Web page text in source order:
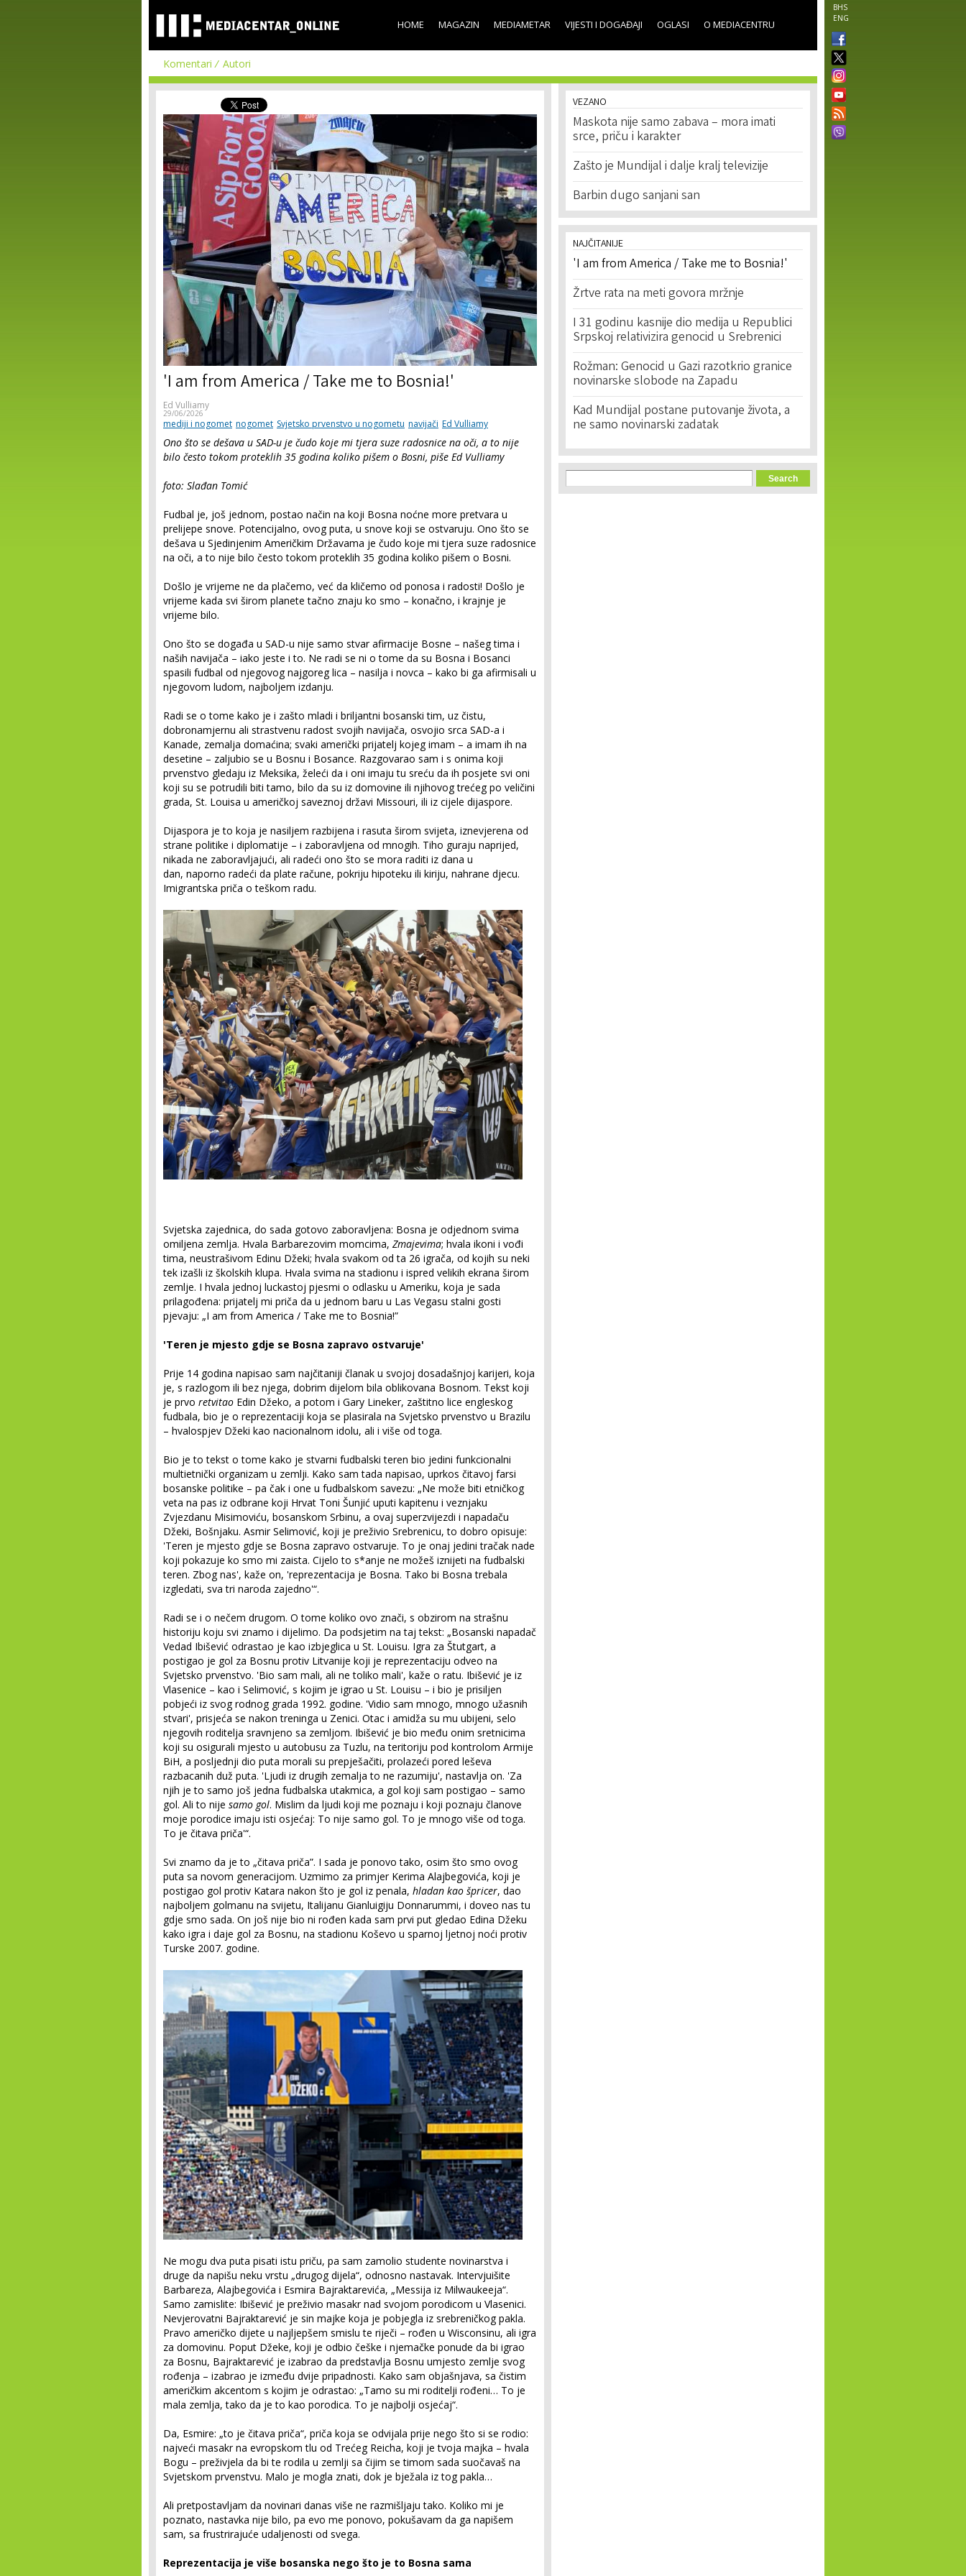
main
content
BHS
ENG
HOME MAGAZIN MEDIAMETAR VIJESTI I DOGAĐAJI OGLASI O MEDIACENTRU
Komentari Autori
'I am from America / Take me to Bosnia!'
Ed Vulliamy
29/06/2026
mediji i nogomet nogomet Svjetsko prvenstvo u nogometu navijači Ed Vulliamy
Ono što se dešava u SAD-u je čudo koje mi tjera suze radosnice na oči, a to nije
bilo često tokom proteklih 35 godina koliko pišem o Bosni, piše Ed Vulliamy
foto: Slađan Tomić
Fudbal je, još jednom, postao način na koji Bosna noćne more pretvara u
prelijepe snove. Potencijalno, ovog puta, u snove koji se ostvaruju. Ono što se
dešava u Sjedinjenim Američkim Državama je čudo koje mi tjera suze radosnice
na oči, a to nije bilo često tokom proteklih 35 godina koliko pišem o Bosni.
Došlo je vrijeme ne da plačemo, već da kličemo od ponosa i radosti! Došlo je
vrijeme kada svi širom planete tačno znaju ko smo – konačno, i krajnje je
vrijeme bilo.
Ono što se događa u SAD-u nije samo stvar afirmacije Bosne – našeg tima i
naših navijača – iako jeste i to. Ne radi se ni o tome da su Bosna i Bosanci
spasili fudbal od njegovog najgoreg lica – nasilja i novca – kako bi ga afirmisali u
njegovom ludom, najboljem izdanju.
Radi se o tome kako je i zašto mladi i briljantni bosanski tim, uz čistu,
dobronamjernu ali strastvenu radost svojih navijača, osvojio srca SAD-a i
Kanade, zemalja domaćina; svaki američki prijatelj kojeg imam – a imam ih na
desetine – zaljubio se u Bosnu i Bosance. Razgovarao sam i s onima koji
prvenstvo gledaju iz Meksika, želeći da i oni imaju tu sreću da ih posjete svi oni
koji su se potrudili biti tamo, bilo da su iz domovine ili njihovog trećeg po veličini
grada, St. Louisa u američkoj saveznoj državi Missouri, ili iz cijele dijaspore.
Dijaspora je to koja je nasiljem razbijena i rasuta širom svijeta, iznevjerena od
strane politike i diplomatije – i zaboravljena od mnogih. Tiho guraju naprijed,
nikada ne zaboravljajući, ali radeći ono što se mora raditi iz dana u
dan, naporno radeći da plate račune, pokriju hipoteku ili kiriju, nahrane djecu.
Imigrantska priča o teškom radu.
Svjetska zajednica, do sada gotovo zaboravljena: Bosna je odjednom svima
omiljena zemlja. Hvala Barbarezovim momcima, Zmajevima; hvala ikoni i vođi
tima, neustrašivom Edinu Džeki; hvala svakom od ta 26 igrača, od kojih su neki
tek izašli iz školskih klupa. Hvala svima na stadionu i ispred velikih ekrana širom
zemlje. I hvala jednoj luckastoj pjesmi o odlasku u Ameriku, koja je sada
prilagođena: prijatelj mi priča da u jednom baru u Las Vegasu stalni gosti
pjevaju: „I am from America / Take me to Bosnia!”
'Teren je mjesto gdje se Bosna zapravo ostvaruje'
Prije 14 godina napisao sam najčitaniji članak u svojoj dosadašnjoj karijeri, koja
je, s razlogom ili bez njega, dobrim dijelom bila oblikovana Bosnom. Tekst koji
je prvo retvitao Edin Džeko, a potom i Gary Lineker, zaštitno lice engleskog
fudbala, bio je o reprezentaciji koja se plasirala na Svjetsko prvenstvo u Brazilu
– hvalospjev Džeki kao nacionalnom idolu, ali i više od toga.
Bio je to tekst o tome kako je stvarni fudbalski teren bio jedini funkcionalni
multietnički organizam u zemlji. Kako sam tada napisao, uprkos čitavoj farsi
bosanske politike – pa čak i one u fudbalskom savezu: „Ne može biti etničkog
veta na pas iz odbrane koji Hrvat Toni Šunjić uputi kapitenu i veznjaku
Zvjezdanu Misimoviću, bosanskom Srbinu, a ovaj superzvijezdi i napadaču
Džeki, Bošnjaku. Asmir Selimović, koji je preživio Srebrenicu, to dobro opisuje:
'Teren je mjesto gdje se Bosna zapravo ostvaruje. To je onaj jedini tračak nade
koji pokazuje ko smo mi zaista. Cijelo to s*anje ne možeš iznijeti na fudbalski
teren. Zbog nas', kaže on, 'reprezentacija je Bosna. Tako bi Bosna trebala
izgledati, sva tri naroda zajedno'“.
Radi se i o nečem drugom. O tome koliko ovo znači, s obzirom na strašnu
historiju koju svi znamo i dijelimo. Da podsjetim na taj tekst: „Bosanski napadač
Vedad Ibišević odrastao je kao izbjeglica u St. Louisu. Igra za Štutgart, a
postigao je gol za Bosnu protiv Litvanije koji je reprezentaciju odveo na
Svjetsko prvenstvo. 'Bio sam mali, ali ne toliko mali', kaže o ratu. Ibišević je iz
Vlasenice – kao i Selimović, s kojim je igrao u St. Louisu – i bio je prisiljen
pobjeći iz svog rodnog grada 1992. godine. 'Vidio sam mnogo, mnogo užasnih
stvari', prisjeća se nakon treninga u Zenici. Otac i amidža su mu ubijeni, selo
njegovih roditelja sravnjeno sa zemljom. Ibišević je bio među onim sretnicima
koji su osigurali mjesto u autobusu za Tuzlu, na teritoriju pod kontrolom Armije
BiH, a posljednji dio puta morali su prepješačiti, prolazeći pored leševa
razbacanih duž puta. 'Ljudi iz drugih zemalja to ne razumiju', nastavlja on. 'Za
njih je to samo još jedna fudbalska utakmica, a gol koji sam postigao – samo
gol. Ali to nije samo gol. Mislim da ljudi koji me poznaju i koji poznaju članove
moje porodice imaju isti osjećaj: To nije samo gol. To je mnogo više od toga.
To je čitava priča'“.
Svi znamo da je to „čitava priča”. I sada je ponovo tako, osim što smo ovog
puta sa novom generacijom. Uzmimo za primjer Kerima Alajbegovića, koji je
postigao gol protiv Katara nakon što je gol iz penala, hladan kao špricer, dao
najboljem golmanu na svijetu, Italijanu Gianluigiju Donnarummi, i doveo nas tu
gdje smo sada. On još nije bio ni rođen kada sam prvi put gledao Edina Džeku
kako igra i daje gol za Bosnu, na stadionu Koševo u sparnoj ljetnoj noći protiv
Turske 2007. godine.
Ne mogu dva puta pisati istu priču, pa sam zamolio studente novinarstva i
druge da napišu neku vrstu „drugog dijela“, odnosno nastavak. Intervjuišite
Barbareza, Alajbegovića i Esmira Bajraktarevića, „Messija iz Milwaukeeja“.
Samo zamislite: Ibišević je preživio masakr nad svojom porodicom u Vlasenici.
Nevjerovatni Bajraktarević je sin majke koja je pobjegla iz srebreničkog pakla.
Pravo američko dijete u najljepšem smislu te riječi – rođen u Wisconsinu, ali igra
za domovinu. Poput Džeke, koji je odbio češke i njemačke ponude da bi igrao
za Bosnu, Bajraktarević je izabrao da predstavlja Bosnu umjesto zemlje svog
rođenja – izabrao je između dvije pripadnosti. Kako sam objašnjava, sa čistim
američkim akcentom s kojim je odrastao: „Tamo su mi roditelji rođeni… To je
mala zemlja, tako da je to kao porodica. To je najbolji osjećaj“.
Da, Esmire: „to je čitava priča“, priča koja se odvijala prije nego što si se rodio:
najveći masakr na evropskom tlu od Trećeg Reicha, koji je tvoja majka – hvala
Bogu – preživjela da bi te rodila u zemlji sa čijim se timom sada suočavaš na
Svjetskom prvenstvu. Malo je mogla znati, dok je bježala iz tog pakla…
Ali pretpostavljam da novinari danas više ne razmišljaju tako. Koliko mi je
poznato, nastavka nije bilo, pa evo me ponovo, pokušavam da ga napišem
sam, sa frustrirajuće udaljenosti od svega.
Reprezentacija je više bosanska nego što je to Bosna sama
VEZANO
Maskota nije samo zabava – mora imati
srce, priču i karakter
Zašto je Mundijal i dalje kralj televizije
Barbin dugo sanjani san
NAJČITANIJE
'I am from America / Take me to Bosnia!'
Žrtve rata na meti govora mržnje
I 31 godinu kasnije dio medija u Republici
Srpskoj relativizira genocid u Srebrenici
Rožman: Genocid u Gazi razotkrio granice
novinarske slobode na Zapadu
Kad Mundijal postane putovanje života, a
ne samo novinarski zadatak
Search form
Search